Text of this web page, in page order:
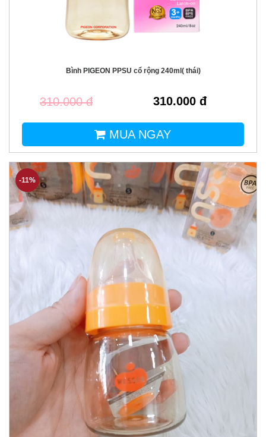
Bình PIGEON PPSU cổ rộng 240ml( thái)
310.000 đ 310.000 đ
MUA NGAY
-11%